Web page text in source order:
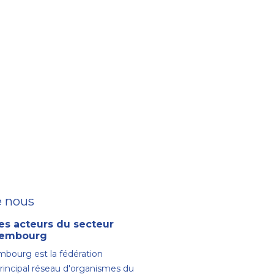
nous
acteurs du secteur
est la fédération
réseau d'organismes du